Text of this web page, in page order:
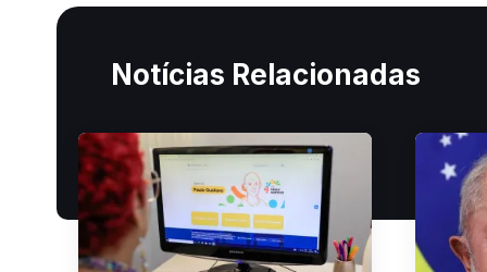
Notícias Relacionadas